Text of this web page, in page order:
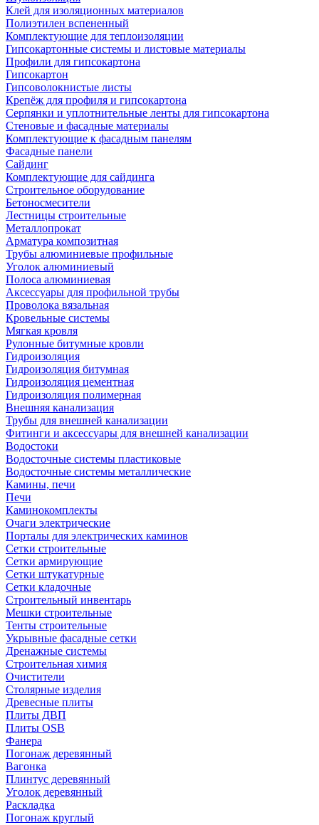
Клей для изоляционных материалов
Полиэтилен вспененный
Комплектующие для теплоизоляции
Гипсокартонные системы и листовые материалы
Профили для гипсокартона
Гипсокартон
Гипсоволокнистые листы
Крепёж для профиля и гипсокартона
Серпянки и уплотнительные ленты для гипсокартона
Стеновые и фасадные материалы
Комплектующие к фасадным панелям
Фасадные панели
Сайдинг
Комплектующие для сайдинга
Строительное оборудование
Бетоносмесители
Лестницы строительные
Металлопрокат
Арматура композитная
Трубы алюминиевые профильные
Уголок алюминиевый
Полоса алюминиевая
Аксессуары для профильной трубы
Проволока вязальная
Кровельные системы
Мягкая кровля
Рулонные битумные кровли
Гидроизоляция
Гидроизоляция битумная
Гидроизоляция цементная
Гидроизоляция полимерная
Внешняя канализация
Трубы для внешней канализации
Фитинги и аксессуары для внешней канализации
Водостоки
Водосточные системы пластиковые
Водосточные системы металлические
Камины, печи
Печи
Каминокомплекты
Очаги электрические
Порталы для электрических каминов
Сетки строительные
Сетки армирующие
Сетки штукатурные
Сетки кладочные
Строительный инвентарь
Мешки строительные
Тенты строительные
Укрывные фасадные сетки
Дренажные системы
Строительная химия
Очистители
Столярные изделия
Древесные плиты
Плиты ДВП
Плиты OSB
Фанера
Погонаж деревянный
Вагонка
Плинтус деревянный
Уголок деревянный
Раскладка
Погонаж круглый